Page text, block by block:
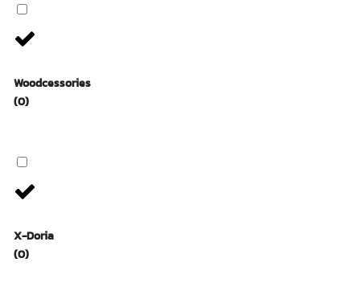
Woodcessories
(0)
X-Doria
(0)